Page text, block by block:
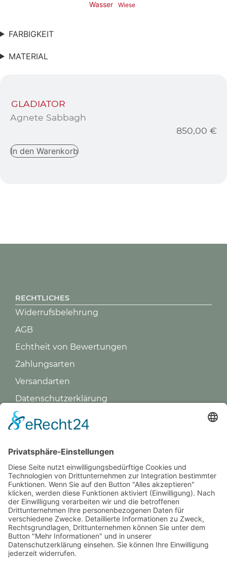
Wasser Wiese
FARBIGKEIT
MATERIAL
GLADIATOR
Agnete Sabbagh
850,00 €
In den Warenkorb
RECHTLICHES
Widerrufsbelehrung
AGB
Echtheit von Bewertungen
Zahlungsarten
Versandarten
Datenschutz­erklärung
Impressum
GREVY ANGEBOT
Was ist Grevy?
BENUTZERANMELDUNG